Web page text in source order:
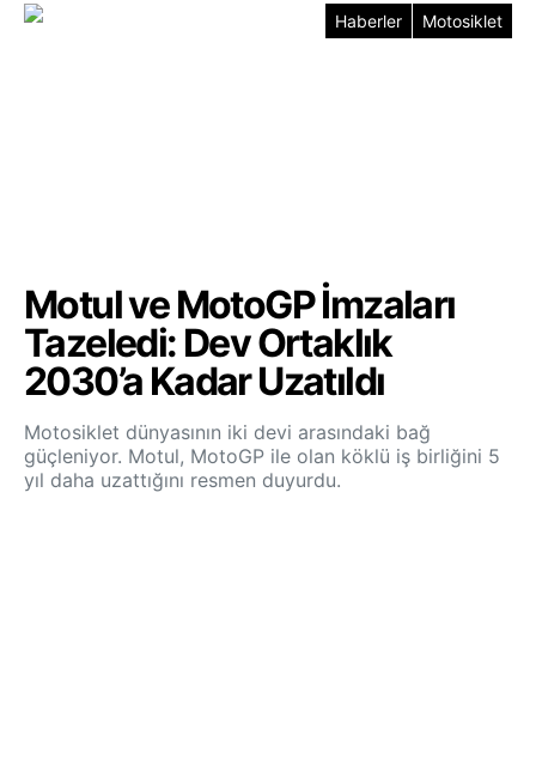
Haberler Motosiklet
Motul ve MotoGP İmzaları
Tazeledi: Dev Ortaklık
2030’a Kadar Uzatıldı
Motosiklet dünyasının iki devi arasındaki bağ
güçleniyor. Motul, MotoGP ile olan köklü iş birliğini 5
yıl daha uzattığını resmen duyurdu.